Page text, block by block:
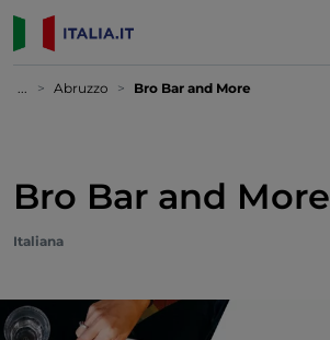
... Abruzzo Bro Bar and More
Bro Bar and More
Italiana